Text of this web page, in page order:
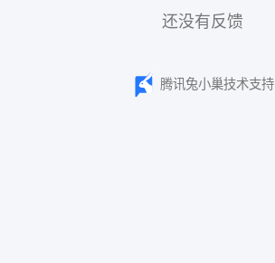
还没有反馈
腾讯兔小巢技术支持